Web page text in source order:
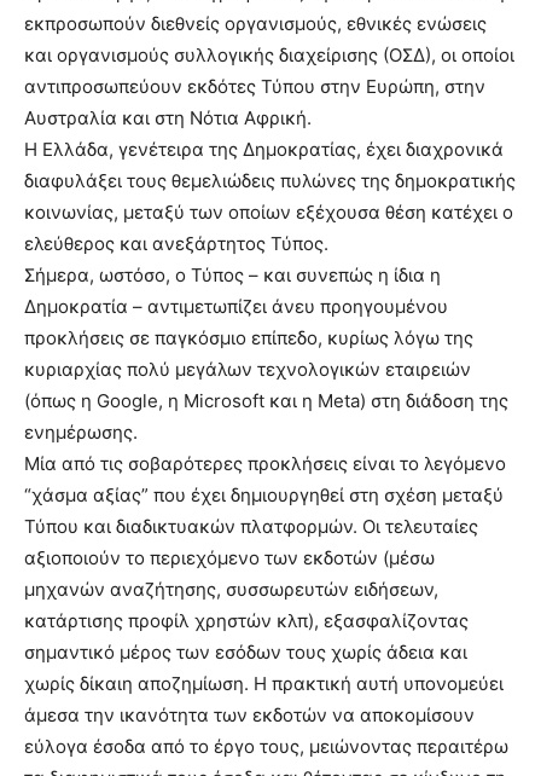
εκπροσωπούν διεθνείς οργανισμούς, εθνικές ενώσεις
και οργανισμούς συλλογικής διαχείρισης (ΟΣΔ), οι οποίοι
αντιπροσωπεύουν εκδότες Τύπου στην Ευρώπη, στην
Αυστραλία και στη Νότια Αφρική.
Η Ελλάδα, γενέτειρα της Δημοκρατίας, έχει διαχρονικά
διαφυλάξει τους θεμελιώδεις πυλώνες της δημοκρατικής
κοινωνίας, μεταξύ των οποίων εξέχουσα θέση κατέχει ο
ελεύθερος και ανεξάρτητος Τύπος.
Σήμερα, ωστόσο, ο Τύπος – και συνεπώς η ίδια η
Δημοκρατία – αντιμετωπίζει άνευ προηγουμένου
προκλήσεις σε παγκόσμιο επίπεδο, κυρίως λόγω της
κυριαρχίας πολύ μεγάλων τεχνολογικών εταιρειών
(όπως η Google, η Microsoft και η Meta) στη διάδοση της
ενημέρωσης.
Μία από τις σοβαρότερες προκλήσεις είναι το λεγόμενο
“χάσμα αξίας” που έχει δημιουργηθεί στη σχέση μεταξύ
Τύπου και διαδικτυακών πλατφορμών. Οι τελευταίες
αξιοποιούν το περιεχόμενο των εκδοτών (μέσω
μηχανών αναζήτησης, συσσωρευτών ειδήσεων,
κατάρτισης προφίλ χρηστών κλπ), εξασφαλίζοντας
σημαντικό μέρος των εσόδων τους χωρίς άδεια και
χωρίς δίκαιη αποζημίωση. Η πρακτική αυτή υπονομεύει
άμεσα την ικανότητα των εκδοτών να αποκομίσουν
εύλογα έσοδα από το έργο τους, μειώνοντας περαιτέρω